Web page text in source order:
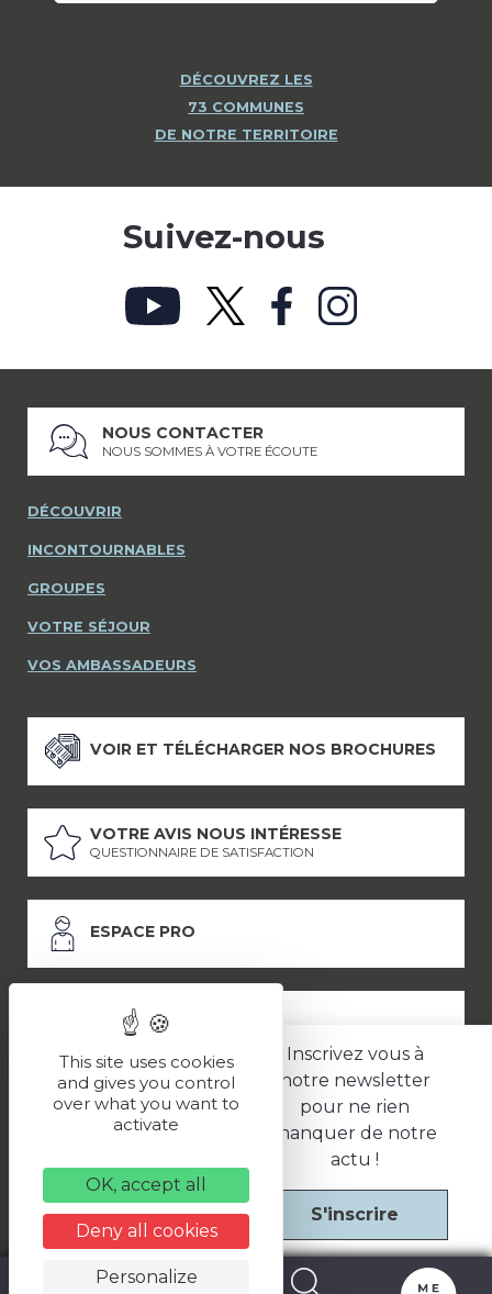
Inscrivez vous à
notre newsletter
pour ne rien
manquer de notre
actu !
S'inscrire
DÉCOUVREZ LES
73 COMMUNES
DE NOTRE TERRITOIRE
Suivez-nous
NOUS CONTACTER
NOUS SOMMES À VOTRE ÉCOUTE
DÉCOUVRIR
INCONTOURNABLES
GROUPES
VOTRE SÉJOUR
VOS AMBASSADEURS
VOIR ET TÉLÉCHARGER NOS BROCHURES
VOTRE AVIS NOUS INTÉRESSE
QUESTIONNAIRE DE SATISFACTION
ESPACE PRO
ESPACE PRESSE
LES PARTENAIRES
Politique de confidentialité
Une réalisation
This site uses cookies
and gives you control
over what you want to
activate
OK, accept all
Deny all cookies
Personalize